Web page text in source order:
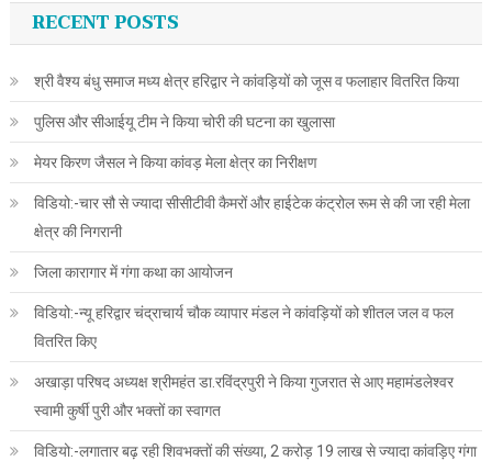
RECENT POSTS
श्री वैश्य बंधु समाज मध्य क्षेत्र हरिद्वार ने कांवड़ियों को जूस व फलाहार वितरित किया
पुलिस और सीआईयू टीम ने किया चोरी की घटना का खुलासा
मेयर किरण जैसल ने किया कांवड़ मेला क्षेत्र का निरीक्षण
विडियो:-चार सौ से ज्यादा सीसीटीवी कैमरों और हाईटेक कंट्रोल रूम से की जा रही मेला
क्षेत्र की निगरानी
जिला कारागार में गंगा कथा का आयोजन
विडियो:-न्यू हरिद्वार चंद्राचार्य चौक व्यापार मंडल ने कांवड़ियों को शीतल जल व फल
वितरित किए
अखाड़ा परिषद अध्यक्ष श्रीमहंत डा.रविंद्रपुरी ने किया गुजरात से आए महामंडलेश्वर
स्वामी कुर्षी पुरी और भक्तों का स्वागत
विडियो:-लगातार बढ़ रही शिवभक्तों की संख्या, 2 करोड़ 19 लाख से ज्यादा कांवड़िए गंगा